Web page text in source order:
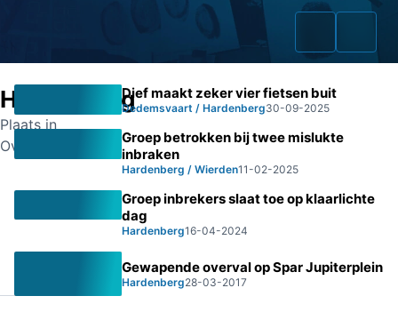
Home
Opsporingslijst
Hardenberg
Plaats in
Overijssel
Dief maakt zeker vier fietsen buit
Dedemsvaart / Hardenberg30-09-2025
Groep betrokken bij twee mislukte
inbraken
Hardenberg / Wierden11-02-2025
Groep inbrekers slaat toe op klaarlichte
dag
Hardenberg16-04-2024
Gewapende overval op Spar Jupiterplein
Hardenberg28-03-2017